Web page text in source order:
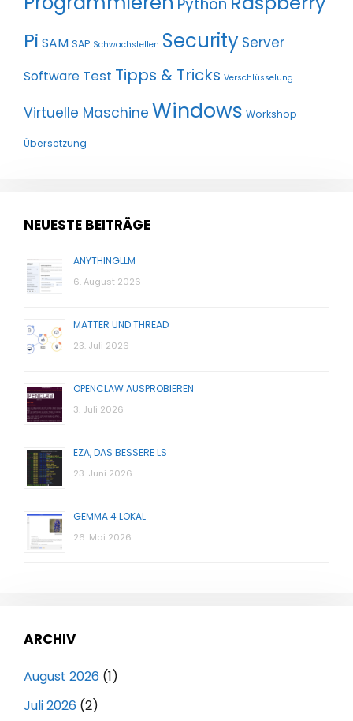
Python
Pi SAM SAP Schwachstellen Security Server
Software Test Tipps & Tricks Verschlüsselung
Virtuelle Maschine Windows Workshop
Übersetzung
NEUESTE BEITRÄGE
ANYTHINGLLM
6. August 2026
MATTER UND THREAD
23. Juli 2026
OPENCLAW AUSPROBIEREN
3. Juli 2026
EZA, DAS BESSERE LS
23. Juni 2026
GEMMA 4 LOKAL
26. Mai 2026
ARCHIV
August 2026 (1)
Juli 2026 (2)